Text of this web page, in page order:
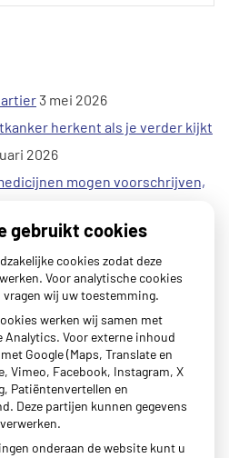
3 mei 2026
herkent als je verder kijkt
2026
mogen voorschrijven,
kabinet omhoog
vergeten ziekte meer: aantal
januari 2026
onze praktijk27 januari 2026
gespecialiseerde
20 januari 2026
gebruikt cookies
cookies zodat deze
Voor analytische cookies
wij uw toestemming.
werken wij samen met
Analytics. Voor externe inhoud
Google (Maps, Translate en
Vimeo, Facebook, Instagram, X
Patiëntenvertellen en
Deze partijen kunnen gegevens
onderaan de website kunt u